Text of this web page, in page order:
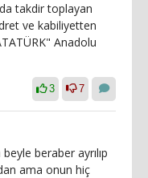
takdir toplayan
ve kabiliyetten
Anadolu
3 7
beraber ayrılıp
ama onun hiç